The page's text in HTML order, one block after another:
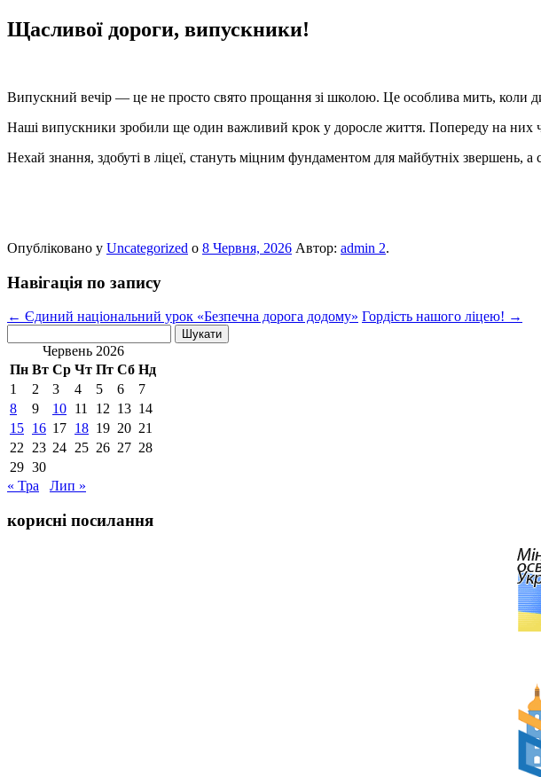
Щасливої дороги, випускники!
Випускний вечір — це не просто свято прощання зі школою. Це особлива мить, коли
Наші випускники зробили ще один важливий крок у доросле життя. Попереду на них
Нехай знання, здобуті в ліцеї, стануть міцним фундаментом для майбутніх звершень,
Опубліковано у Uncategorized о 8 Червня, 2026 Автор: admin 2.
Навігація по запису
← Єдиний національний урок «Безпечна дорога додому» Гордість нашого ліцею! →
Червень 2026
Пн Вт Ср Чт Пт Сб Нд
1
2 3 4 5 6
7
8
9 10 11 12 13 14
15 16 17 18 19 20 21
22
23 24 25 26 27 28
29 30
« Тра
Лип »
корисні посилання